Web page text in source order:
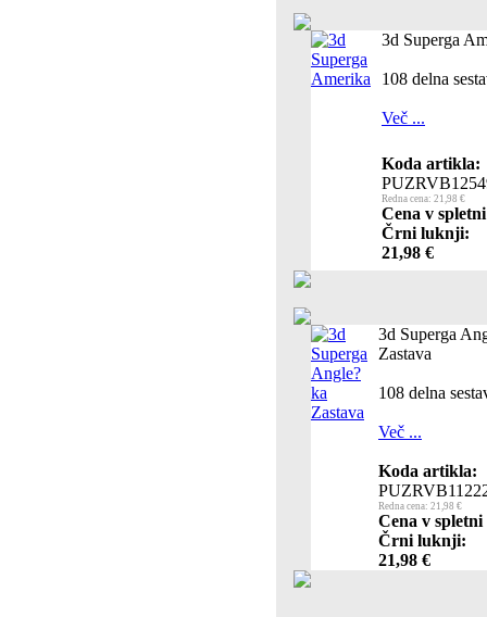
3d Superga
108 delna
Več ...
Koda artikla:
Redna cena: 21,98 €
Cena v spletni
Črni luknji:
21,98 €
3d Superga
Zastava
108 delna
Več ...
Koda artikla:
Redna cena: 21,98 €
Cena v spletni
Črni luknji:
21,98 €